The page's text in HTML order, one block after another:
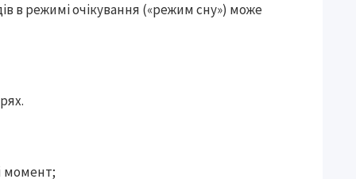
в режимі очікування («режим сну») може
момент;